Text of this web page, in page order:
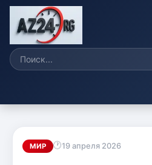
МИР 19 апреля 2026